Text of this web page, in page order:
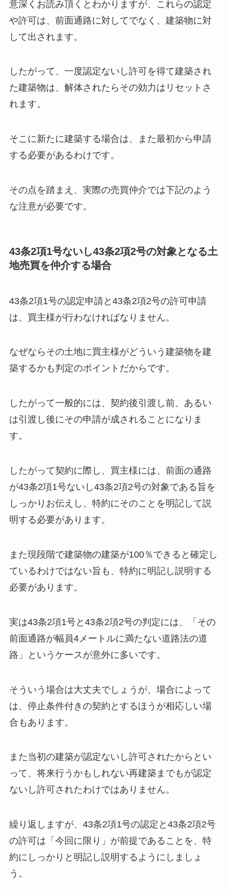
意深くお読み頂くとわかりますが、これらの認定
や許可は、前面通路に対してでなく、建築物に対
して出されます。
したがって、一度認定ないし許可を得て建築され
た建築物は、解体されたらその効力はリセットさ
れます。
そこに新たに建築する場合は、また最初から申請
する必要があるわけです。
その点を踏まえ、実際の売買仲介では下記のよう
な注意が必要です。
43条2項1号ないし43条2項2号の対象となる土
地売買を仲介する場合
43条2項1号の認定申請と43条2項2号の許可申請
は、買主様が行わなければなりません。
なぜならその土地に買主様がどういう建築物を建
築するかも判定のポイントだからです。
したがって一般的には、契約後引渡し前、あるい
は引渡し後にその申請が成されることになりま
す。
したがって契約に際し、買主様には、前面の通路
が43条2項1号ないし43条2項2号の対象である旨を
しっかりお伝えし、特約にそのことを明記して説
明する必要があります。
また現段階で建築物の建築が100％できると確定し
ているわけではない旨も、特約に明記し説明する
必要があります。
実は43条2項1号と43条2項2号の判定には、「その
前面通路が幅員4メートルに満たない道路法の道
路」というケースが意外に多いです。
そういう場合は大丈夫でしょうが、場合によって
は、停止条件付きの契約とするほうが相応しい場
合もあります。
また当初の建築が認定ないし許可されたからとい
って、将来行うかもしれない再建築までもが認定
ないし許可されたわけではありません。
繰り返しますが、43条2項1号の認定と43条2項2号
の許可は「今回に限り」が前提であることを、特
約にしっかりと明記し説明するようにしましょ
う。